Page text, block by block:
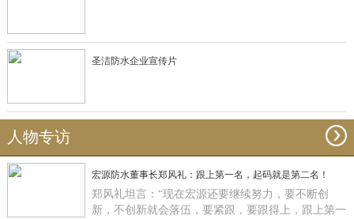
圣洁防水企业宣传片
人物专访
宏源防水董事长郑风礼：跟上第一名，起码就是第二名！
郑风礼坦言：“现在宏源还要继续努力，要不断创
新，不创新就会落伍，要紧跟，要跟得上，跟上第一